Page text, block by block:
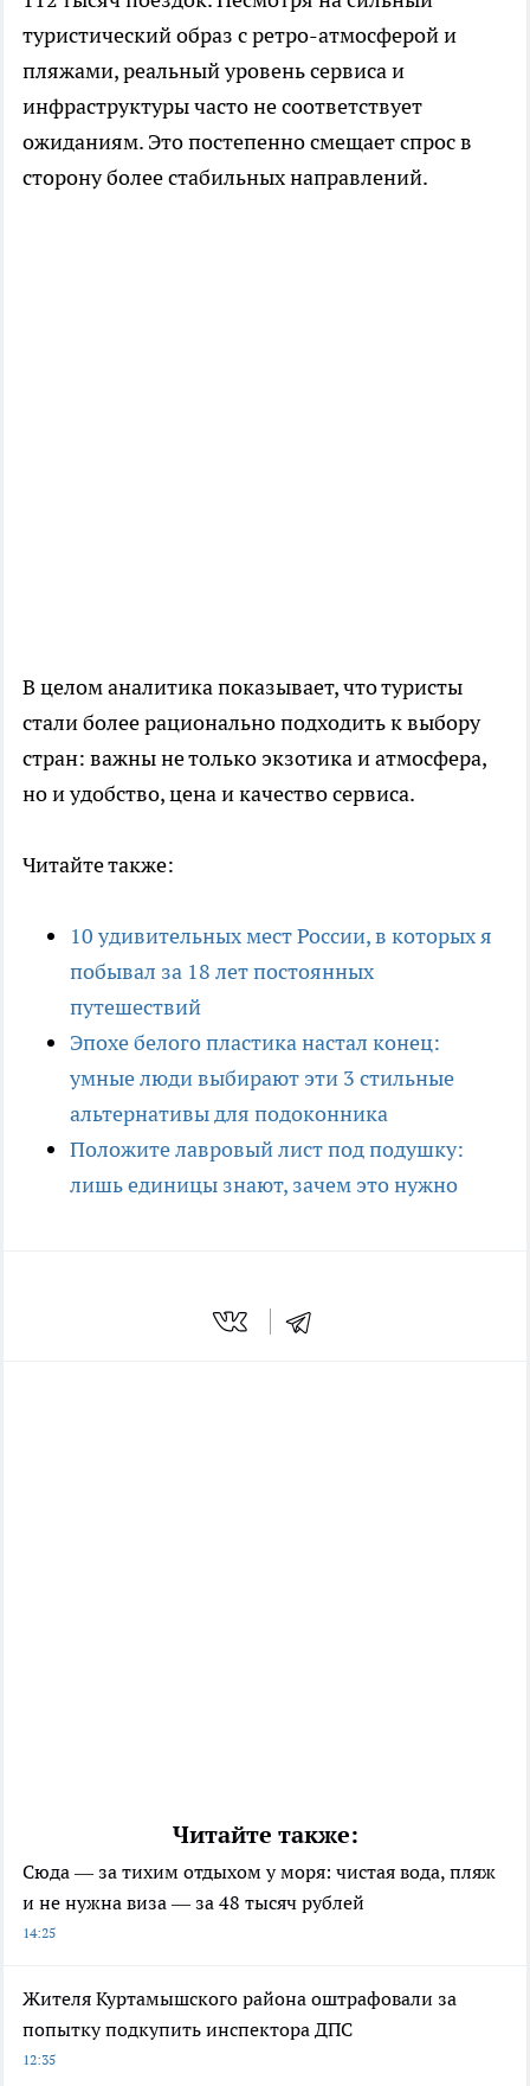
туристический образ с ретро-атмосферой и
пляжами, реальный уровень сервиса и
инфраструктуры часто не соответствует
ожиданиям. Это постепенно смещает спрос в
сторону более стабильных направлений.
В целом аналитика показывает, что туристы
стали более рационально подходить к выбору
стран: важны не только экзотика и атмосфера,
но и удобство, цена и качество сервиса.
Читайте также:
10 удивительных мест России, в которых я
побывал за 18 лет постоянных
путешествий
Эпохе белого пластика настал конец:
умные люди выбирают эти 3 стильные
альтернативы для подоконника
Положите лавровый лист под подушку:
лишь единицы знают, зачем это нужно
Читайте также:
Сюда — за тихим отдыхом у моря: чистая вода, пляж
и не нужна виза — за 48 тысяч рублей
14:25
Жителя Куртамышского района оштрафовали за
попытку подкупить инспектора ДПС
12:35